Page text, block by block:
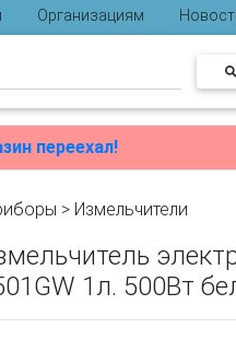
Организациям
переехал!
> Измельчители
1л. 500Вт